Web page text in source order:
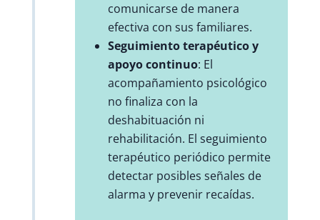
comunicarse de manera
efectiva con sus familiares.
Seguimiento terapéutico y
apoyo continuo: El
acompañamiento psicológico
no finaliza con la
deshabituación ni
rehabilitación. El seguimiento
terapéutico periódico permite
detectar posibles señales de
alarma y prevenir recaídas.